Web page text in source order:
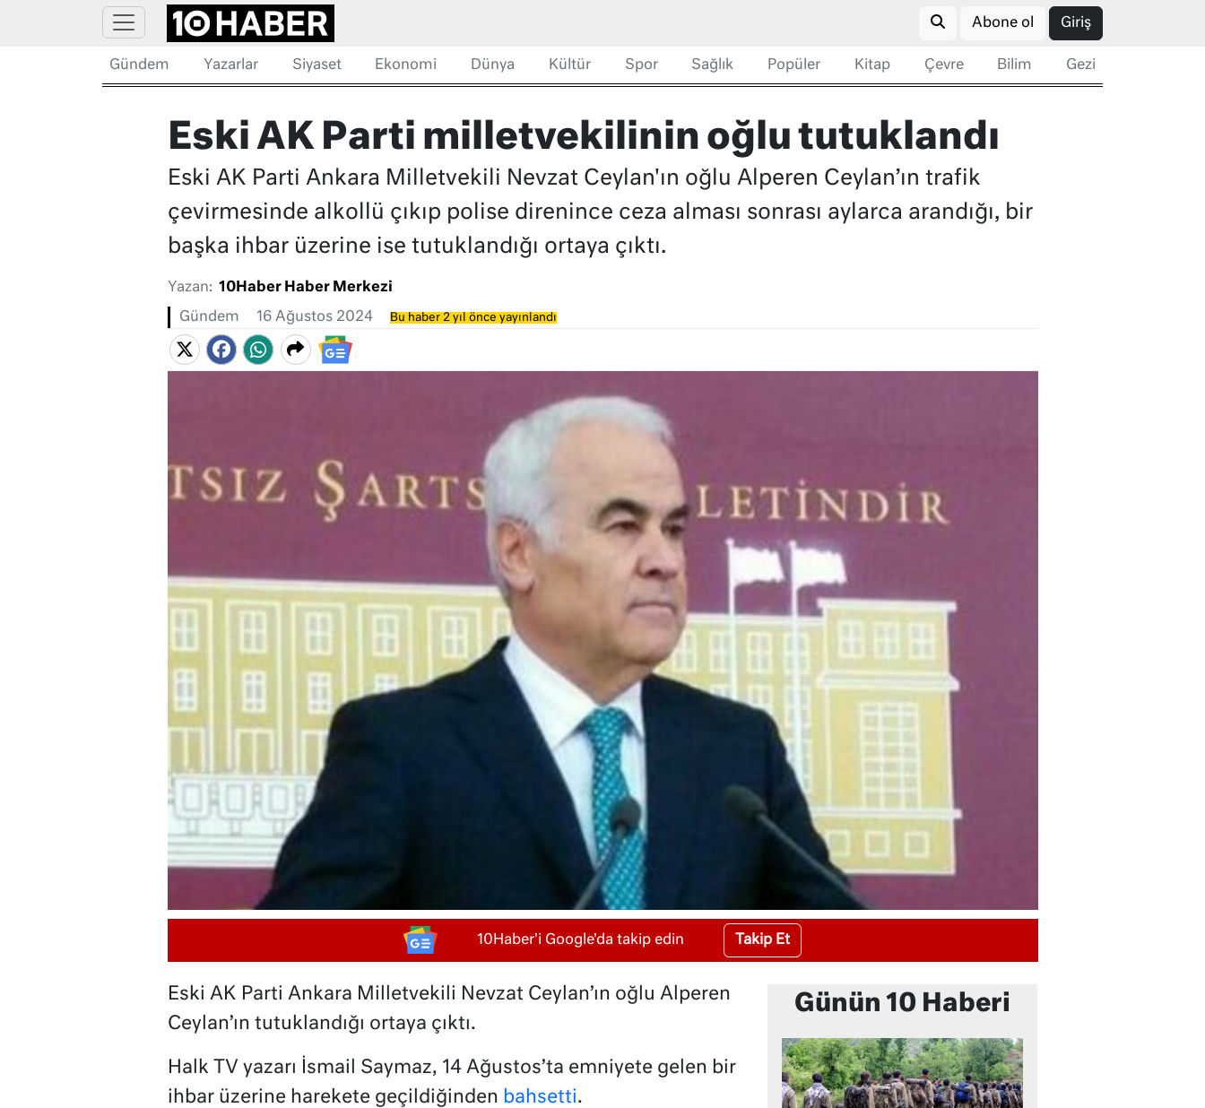
Abone ol Giriş
Gündem Yazarlar Siyaset Ekonomi Dünya Kültür Spor Sağlık Popüler Kitap Çevre Bilim Gezi
Eski AK Parti milletvekilinin oğlu tutuklandı
Eski AK Parti Ankara Milletvekili Nevzat Ceylan'ın oğlu Alperen Ceylan’ın trafik
çevirmesinde alkollü çıkıp polise direnince ceza alması sonrası aylarca arandığı, bir
başka ihbar üzerine ise tutuklandığı ortaya çıktı.
Yazan: 10Haber Haber Merkezi
Gündem 16 Ağustos 2024 Bu haber 2 yıl önce yayınlandı
10Haber'i Google'da takip edin Takip Et
Eski AK Parti Ankara Milletvekili Nevzat Ceylan’ın oğlu Alperen
Ceylan’ın tutuklandığı ortaya çıktı.
Halk TV yazarı İsmail Saymaz, 14 Ağustos’ta emniyete gelen bir
ihbar üzerine harekete geçildiğinden bahsetti.
Günün 10 Haberi